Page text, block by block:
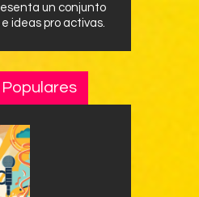
un conjunto
ideas pro activas.